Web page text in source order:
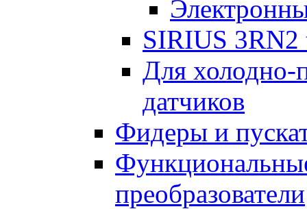
SIRIUS
Для холодно-
датчиков
Фидеры и
преобразователи